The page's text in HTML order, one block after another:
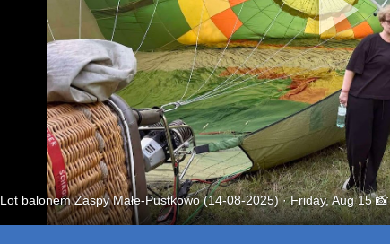
Lot balonem Zaspy Małe-Pustkowo (14-08-2025) · Friday, Aug 15 📸